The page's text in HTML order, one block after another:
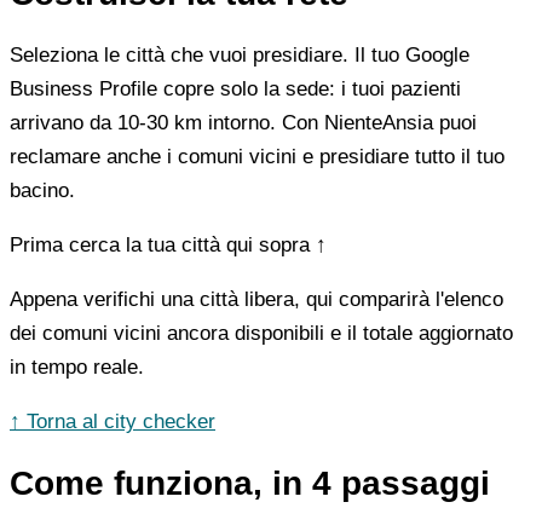
Seleziona le città che vuoi presidiare. Il tuo Google
Business Profile copre solo la sede: i tuoi pazienti
arrivano da 10-30 km intorno. Con NienteAnsia puoi
reclamare anche i comuni vicini e presidiare tutto il tuo
bacino.
Prima cerca la tua città qui sopra ↑
Appena verifichi una città libera, qui comparirà l'elenco
dei comuni vicini ancora disponibili e il totale aggiornato
in tempo reale.
↑ Torna al city checker
Come funziona, in 4 passaggi